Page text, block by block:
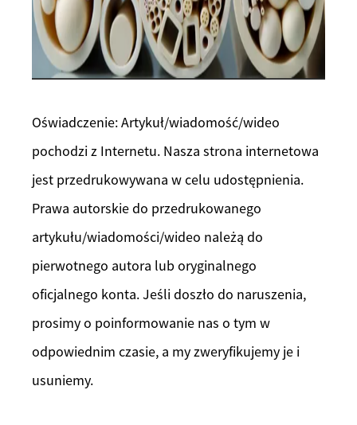
Oświadczenie: Artykuł/wiadomość/wideo
pochodzi z Internetu. Nasza strona internetowa
jest przedrukowywana w celu udostępnienia.
Prawa autorskie do przedrukowanego
artykułu/wiadomości/wideo należą do
pierwotnego autora lub oryginalnego
oficjalnego konta. Jeśli doszło do naruszenia,
prosimy o poinformowanie nas o tym w
odpowiednim czasie, a my zweryfikujemy je i
usuniemy.